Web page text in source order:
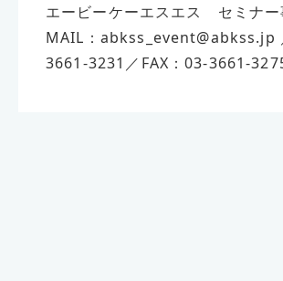
エービーケーエスエス セミナー
MAIL：abkss_event@abkss.jp
3661-3231／FAX：03-3661-